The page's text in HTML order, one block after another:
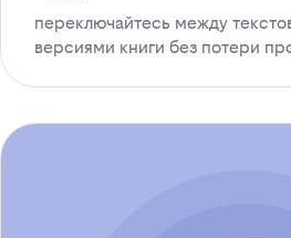
переключайтесь между
версиями книги без потери